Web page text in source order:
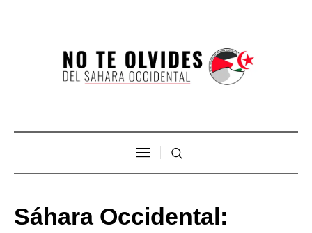
Sáhara Occidental: